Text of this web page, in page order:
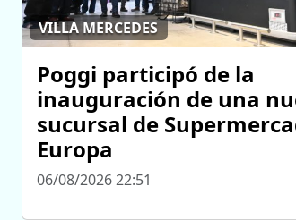
VILLA MERCEDES
Poggi participó de la
inauguración de una
sucursal de
Europa
06/08/2026 22:51